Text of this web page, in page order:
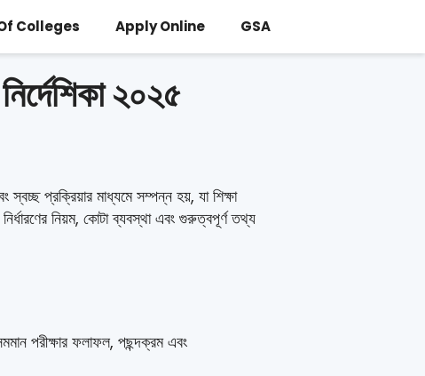
Colleges Apply Online GSA
২০২৫
স্বচ্ছ প্রক্রিয়ার মাধ্যমে সম্পন্ন হয়, যা শিক্ষা
নিয়ম, কোটা ব্যবস্থা এবং গুরুত্বপূর্ণ তথ্য
পরীক্ষার ফলাফল, পছন্দক্রম এবং